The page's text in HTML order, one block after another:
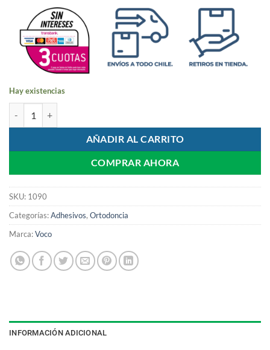
Hay existencias
AÑADIR AL CARRITO
COMPRAR AHORA
SKU: 1090
Categorías:Adhesivos, Ortodoncia
Marca:Voco
INFORMACIÓN ADICIONAL